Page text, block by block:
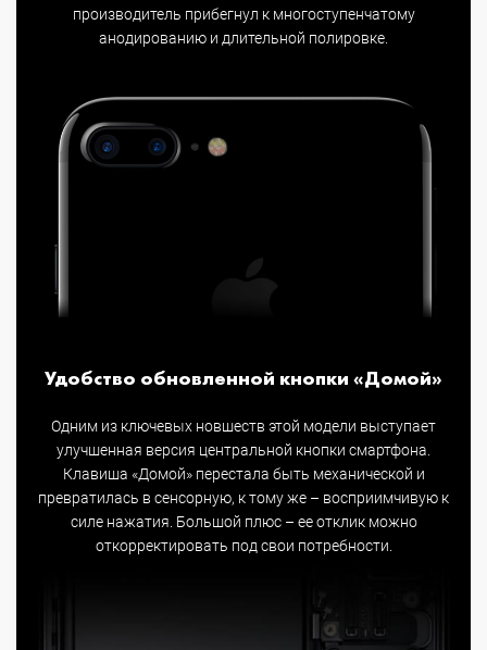
производитель прибегнул к многоступенчатому
анодированию и длительной полировке.
Удобство обновленной кнопки «Домой»
Одним из ключевых новшеств этой модели выступает
улучшенная версия центральной кнопки смартфона.
Клавиша «Домой» перестала быть механической и
превратилась в сенсорную, к тому же – восприимчивую к
силе нажатия. Большой плюс – ее отклик можно
откорректировать под свои потребности.